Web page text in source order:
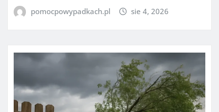
pomocpowypadkach.pl sie 4, 2026